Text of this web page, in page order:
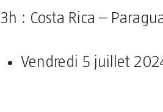
3h : Costa Rica –
Vendredi 5 juillet